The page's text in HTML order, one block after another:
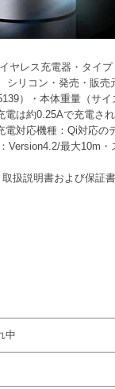
ヤレス充電器・タイ
リコン・発売・販
）・本体重量（
は約0.25Aで充電さ
対応機種：Qi対応
Version4.2/最大10m
扱説明書および保証書
中